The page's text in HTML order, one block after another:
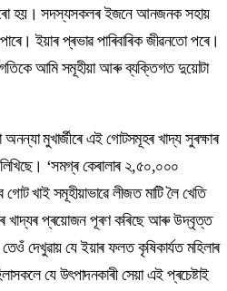
হয়। সদস্যসকলৰ ইজনে আনজনক সহায়
ইয়াৰ প্ৰভাৱ পাৰিবাৰিক জীৱনতো পৰে।
আমি সমূহীয়া আৰু ব্যক্তিগত দুয়োটা
অনন্যা মুখাৰ্জীৰে এই গোটসমূহৰ খাদ্য সুৰক্ষাৰ
লিখিছে। ‘সমগ্ৰ কেৰালাৰ ২,৫০,০০০
গোট খাই সমূহীয়াভাৱে লীজত মাটি লৈ খেতি
খাদ্যৰ প্ৰয়োজন পূৰণ কৰিছে আৰু উদ্বৃত্ত
দেখুৱায় যে ইয়াৰ ফলত কৃষিকাৰ্যত মহিলাৰ
যে উৎপাদনকাৰী সেয়া এই প্ৰচেষ্টাই